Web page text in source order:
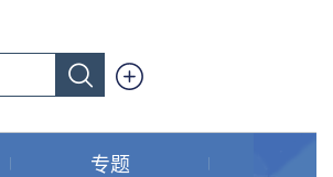
专题